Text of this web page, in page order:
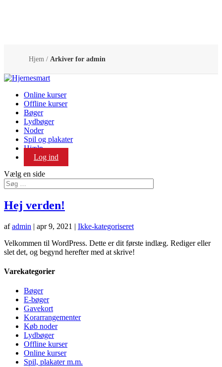
Hjem / Arkiver for admin
Online kurser
Offline kurser
Bøger
Lydbøger
Noder
Spil og plakater
Hjælp
Log ind
Vælg en side
Hej verden!
afadmin | apr 9, 2021 | Ikke-kategoriseret
Velkommen til WordPress. Dette er dit første indlæg. Rediger eller
slet det, og begynd herefter med at skrive!
Varekategorier
Bøger
E-bøger
Gavekort
Korarrangementer
Køb noder
Lydbøger
Offline kurser
Online kurser
Spil, plakater m.m.